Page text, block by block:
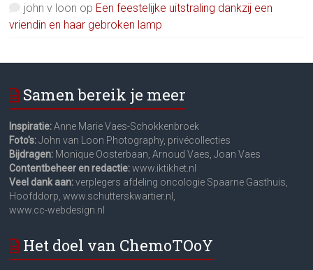
john v loon op Een feestelijke uitstraling dankzij een
vriendin en haar gebroken lamp
Samen bereik je meer
Inspiratie:Anne Marie Vaes-Schokkenbroek
Foto's:John van Loon Photography, privécollecties
Bijdragen: Monique Oosterbaan, Arnoud Vaes, Joan Vaes
Contentbeheer en redactie:www.iktikhet.nl
Veel dank aan:verplegers afdeling oncologie Spaarne Gasthuis,
Hoofddorp, www.schutterskwartier.nl,
www.cc-webdesign.nl
Het doel van ChemoTOoY